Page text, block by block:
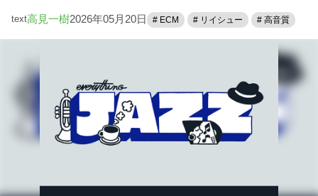
text高見一樹2026年05月20日 # ECM # リイシュー # 高音質